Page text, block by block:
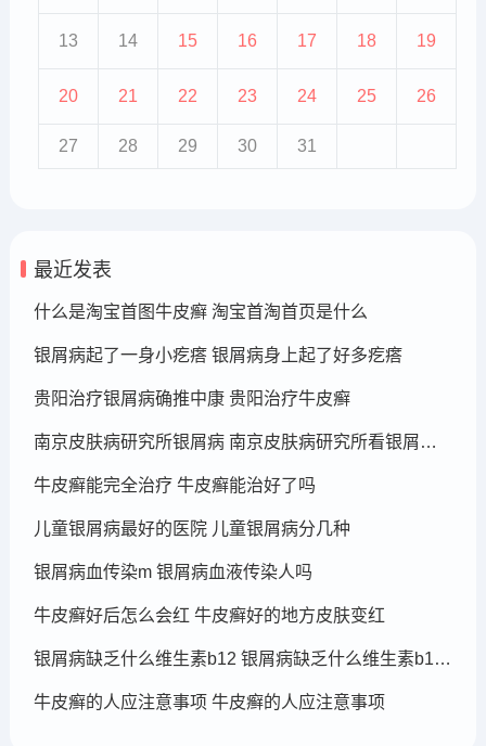
13 14 15 16 17 18 19
20 21 22 23 24 25 26
27 28 29 30 31
最近发表
什么是淘宝首图牛皮癣 淘宝首淘首页是什么
银屑病起了一身小疙瘩 银屑病身上起了好多疙瘩
贵阳治疗银屑病确推中康 贵阳治疗牛皮癣
南京皮肤病研究所银屑病 南京皮肤病研究所看银屑病哪个医生厉害
牛皮癣能完全治疗 牛皮癣能治好了吗
儿童银屑病最好的医院 儿童银屑病分几种
银屑病血传染m 银屑病血液传染人吗
牛皮癣好后怎么会红 牛皮癣好的地方皮肤变红
银屑病缺乏什么维生素b12 银屑病缺乏什么维生素b12可以补充
牛皮癣的人应注意事项 牛皮癣的人应注意事项